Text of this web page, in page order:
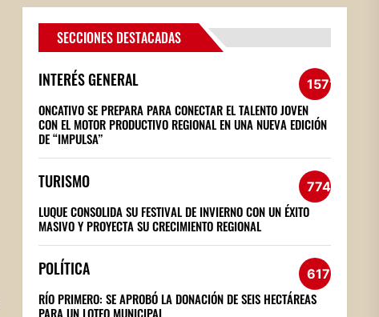
SECCIONES DESTACADAS
INTERÉS GENERAL 1571
ONCATIVO SE PREPARA PARA CONECTAR EL TALENTO JOVEN
CON EL MOTOR PRODUCTIVO REGIONAL EN UNA NUEVA EDICIÓN
DE “IMPULSA”
TURISMO 774
LUQUE CONSOLIDA SU FESTIVAL DE INVIERNO CON UN ÉXITO
MASIVO Y PROYECTA SU CRECIMIENTO REGIONAL
POLÍTICA 617
RÍO PRIMERO: SE APROBÓ LA DONACIÓN DE SEIS HECTÁREAS
PARA UN LOTEO MUNICIPAL